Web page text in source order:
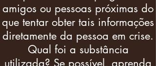
amigos ou pessoas próximas do
que tentar obter tais informações
diretamente da pessoa em crise.
Qual foi a substância
utilizada? Se possível, aprenda